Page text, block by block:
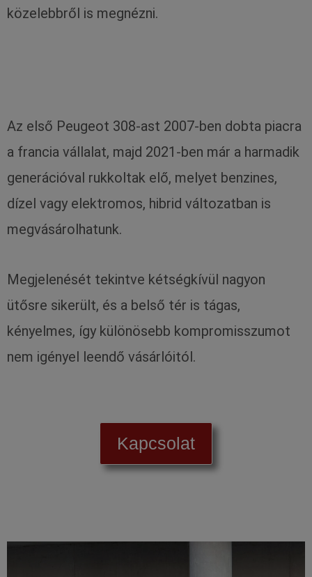
közelebbről is megnézni.
Az első Peugeot 308-ast 2007-ben dobta piacra
a francia vállalat, majd 2021-ben már a harmadik
generációval rukkoltak elő, melyet benzines,
dízel vagy elektromos, hibrid változatban is
megvásárolhatunk.
Megjelenését tekintve kétségkívül nagyon
ütősre sikerült, és a belső tér is tágas,
kényelmes, így különösebb kompromisszumot
nem igényel leendő vásárlóitól.
Kapcsolat